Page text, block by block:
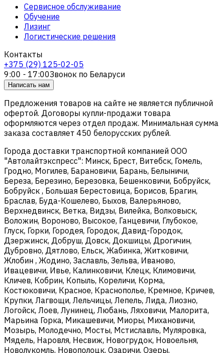
Сервисное обслуживание
Обучение
Лизинг
Логистические решения
Контакты
+375 (29) 125-02-05
9:00 - 17:00Звонок по Беларуси
Написать нам
Предложения товаров на сайте не является публичной
офертой. Договоры купли-продажи товара
оформляются через отдел продаж. Минимальная сумма
заказа составляет 450 белорусских рублей.
Города доставки транспортной компанией ООО
"Автолайтэкспресс": Минск, Брест, Витебск, Гомель,
Гродно, Могилев, Барановичи, Барань, Белыничи,
Береза, Березино, Березовка, Бешенковичи, Бобруйск,
Бобруйск , Большая Берестовица, Борисов, Брагин,
Браслав, Буда-Кошелево, Быхов, Валерьяново,
Верхнедвинск, Ветка, Видзы, Вилейка, Волковыск,
Воложин, Вороново, Высокое, Ганцевичи, Глубокое,
Глуск, Горки, Городея, Городок, Давид-Городок,
Дзержинск, Добруш, Довск, Докшицы, Дрогичин,
Дубровно, Дятлово, Ельск, Жабинка, Житковичи,
Жлобин , Жодино, Заславль, Зельва, Иваново,
Ивацевичи, Ивье, Калинковичи, Клецк, Климовичи,
Кличев, Кобрин, Копыль, Кореличи, Корма,
Костюковичи, Красное, Краснополье, Кремное, Кричев,
Крупки, Лагвощи, Лельчицы, Лепель, Лида, Лиозно,
Логойск, Лоев, Лунинец, Любань, Ляховичи, Малорита,
Марьина Горка, Микашевичи, Миоры, Михановичи,
Мозырь, Молодечно, Мосты, Мстиславль, Муляровка,
Мядель, Наровля, Несвиж, Новогрудок, Новоельня,
Новолукомль, Новополоцк, Озаричи, Озеры,